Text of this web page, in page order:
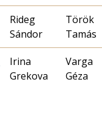
Rideg
Sándor
Török
Tamás
Irina
Grekova
Varga
Géza